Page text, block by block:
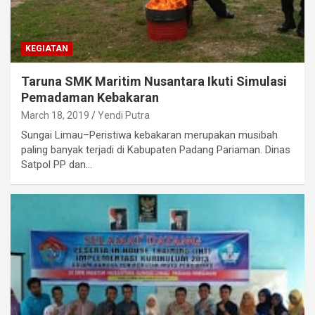
KEGIATAN
Taruna SMK Maritim Nusantara Ikuti Simulasi
Pemadaman Kebakaran
March 18, 2019 Yendi Putra
Sungai Limau–Peristiwa kebakaran merupakan musibah
paling banyak terjadi di Kabupaten Padang Pariaman. Dinas
Satpol PP dan…